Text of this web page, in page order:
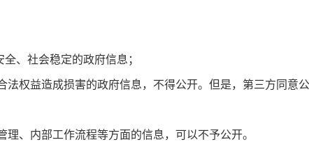
、社会稳定的政府信息；
权益造成损害的政府信息，不得公开。但是，第三方同意
、内部工作流程等方面的信息，可以不予公开。